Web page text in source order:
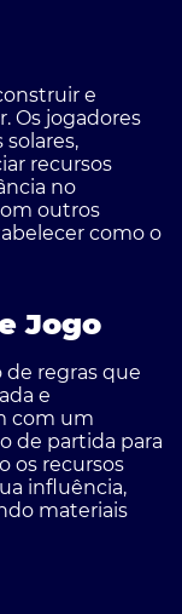
e
Os jogadores
recursos
no
outros
como o
Jogo
regras que
e
com um
de partida para
os recursos
influência,
materiais